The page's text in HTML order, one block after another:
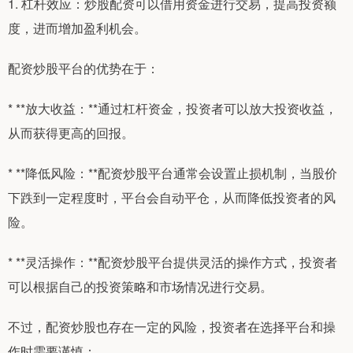
1. 杠杆效应：炒股配资可以借用资金进行交易，提高投资额
度，进而增加盈利机会。
配资炒股平台的优势在于：
* **放大收益：**通过杠杆资金，投资者可以放大投资收益，
从而获得更高的回报。
* **降低风险：**配资炒股平台通常会设置止损机制，当股价
下跌到一定程度时，平台会自动平仓，从而降低投资者的风
险。
* **灵活操作：**配资炒股平台提供灵活的操作方式，投资者
可以根据自己的投资策略和市场情况进行交易。
不过，配资炒股也存在一定的风险，投资者在选择平台和操